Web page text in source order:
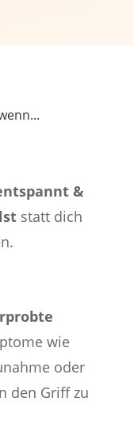
&
statt dich
wie
oder
den Griff zu